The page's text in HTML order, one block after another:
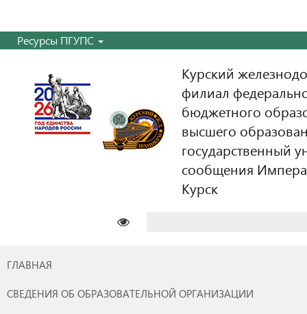
Ресурсы ПГУПС
Курский
филиал
бюджетного
высшего
государственный
сообщения
Курск
ГЛАВНАЯ
СВЕДЕНИЯ ОБ ОБРАЗОВАТЕЛЬНОЙ ОРГАНИЗАЦИИ